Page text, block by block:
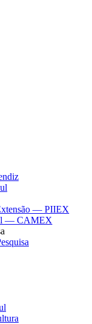
— PIIEX
— CAMEX